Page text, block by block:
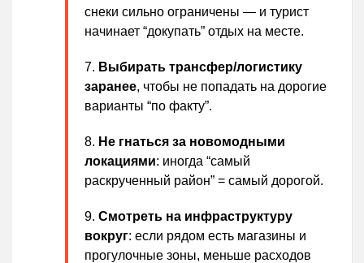
снеки сильно ограничены — и турист
начинает “докупать” отдых на месте.
Выбирать трансфер/логистику
заранее, чтобы не попадать на дорогие
варианты “по факту”.
Не гнаться за новомодными
локациями: иногда “самый
раскрученный район” = самый дорогой.
Смотреть на инфраструктуру
вокруг: если рядом есть магазины и
прогулочные зоны, меньше расходов